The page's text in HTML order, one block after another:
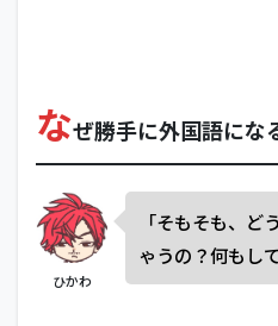
なぜ勝手に外国語にな
ひかわ
「そもそも、ど
ゃうの？何もし